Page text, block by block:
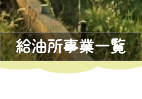
給油所事業一覧